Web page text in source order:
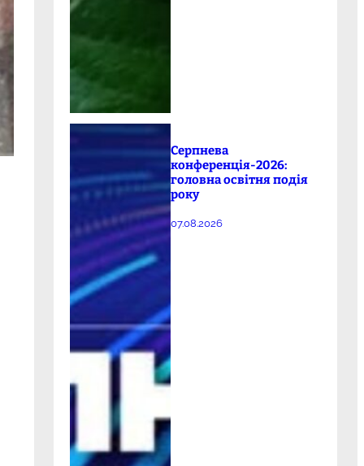
Серпнева
конференція-2026:
головна освітня подія
року
07.08.2026